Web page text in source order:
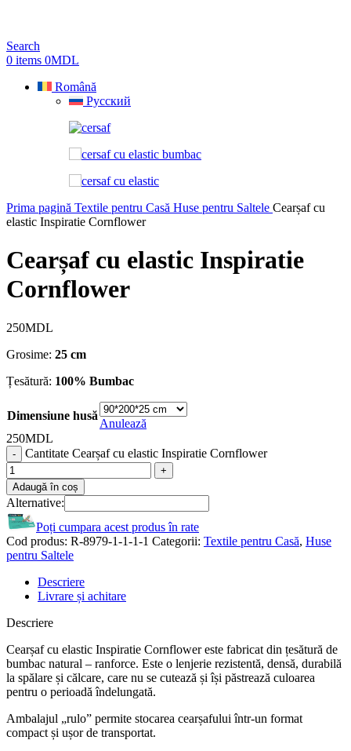
Search
0 items 0MDL
Română
Русский
Prima pagină Textile pentru Casă Huse pentru Saltele Cearșaf cu
elastic Inspiratie Cornflower
Cearșaf cu elastic Inspiratie
Cornflower
250MDL
Grosime: 25 cm
Țesătură: 100% Bumbac
Dimensiune husă
Anulează
250MDL
Cantitate Cearșaf cu elastic Inspiratie Cornflower
Adaugă în coș
Alternative:
Poți cumpara acest produs în rate
Cod produs: R-8979-1-1-1-1 Categorii: Textile pentru Casă, Huse
pentru Saltele
Descriere
Livrare și achitare
Descriere
Cearșaf cu elastic Inspiratie Cornflower este fabricat din țesătură de
bumbac natural – ranforce. Este o lenjerie rezistentă, densă, durabilă
la spălare și călcare, care nu se cutează și își păstrează culoarea
pentru o perioadă îndelungată.
Ambalajul „rulo” permite stocarea cearșafului într-un format
compact și ușor de transportat.